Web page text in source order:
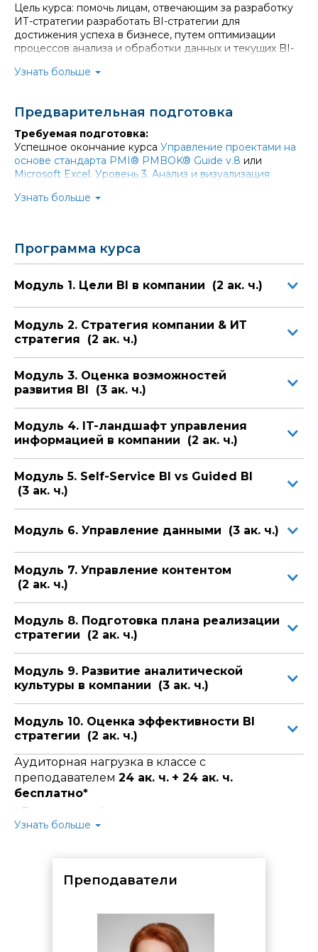
Цель курса: помочь лицам, отвечающим за разработку
ИТ-стратегии разработать BI-стратегии для
достижения успеха в бизнесе, путем оптимизации
процессов анализа и обработки данных и текущих BI-
На курсе вы разберете структуру BI-проекта и
своей компании. В итоге создадите макет
актуальной для вашего бизнеса BI-стратегии и
получите набор лучших практик по всем
составляющим проекта: от техники до
организационных вопросов и PR.
Узнаете, как воплощать BI-стратегию в жизнь,
трансформировать ее в action-план и список
проекта развивать и мотивировать себя и
команду.
для операционного контроля, оптимизации
эффективность руководству.
Курс основан
PMI PMBok v.7, 2021
BABok v.3.0, 2015
Модель зрелости процессов CMM
Модель Коттера
Более чем 15-летний опыт по разработке и
реализации BI-стратегии
ИТ-директор и главный специалист по
обработке данных
Директор по развитию бизнеса
Операционный директор, ответственный за
проекты BI
Руководитель отдела BI
Руководитель отдела аналитики
Руководитель проекта BI
Старший бизнес-аналитик BI
Узнать больше
Предварительная подготовка
Требуемая подготовка:
Успешное окончание курса Управление проектами на
основе стандарта PMI® PMBOK® Guide v.8 или
Microsoft Excel. Уровень 3. Анализ и визуализация
Знание основ управления ИТ услугами приветствуется
Узнать больше
Программа курса
Модуль 1. Цели BI в компании (2 ак. ч.)
Модуль 2. Стратегия компании & ИТ
стратегия (2 ак. ч.)
Модуль 3. Оценка возможностей
развития BI (3 ак. ч.)
Модуль 4. IT-ландшафт управления
информацией в компании (2 ак. ч.)
Модуль 5. Self-Service BI vs Guided BI
(3 ак. ч.)
Модуль 6. Управление данными (3 ак. ч.)
Модуль 7. Управление контентом
(2 ак. ч.)
Модуль 8. Подготовка плана реализации
стратегии (2 ак. ч.)
Модуль 9. Развитие аналитической
культуры в компании (3 ак. ч.)
Модуль 10. Оценка эффективности BI
стратегии (2 ак. ч.)
Аудиторная нагрузка в классе с
преподавателем 24 ак. ч. + 24 ак. ч.
бесплатно*
* Для слушателей курса предусмотрено
самостоятельной практической отработки и
выполнения домашних заданий и консультаций со
предварительному согласованию с администратором
с 10:00 до 17:10:
Узнать больше
Преподаватели